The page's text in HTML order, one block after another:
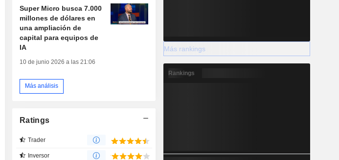
Super Micro busca 7.000
millones de dólares en
una ampliación de
capital para equipos de
IA
10 de junio 2026 a las 21:06
Más análisis
Ratings
Trader
Inversor
Más rankings
Rankings